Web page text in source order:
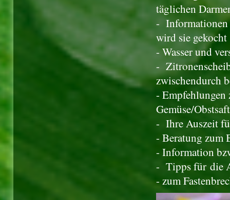
täglichen
- Informationen
wird sie gekocht
- Wasser und
-
zwischendurch
- Empfehlungen
Gemüse/
- Ihre Auszeit
- Beratung zum
- Information
- Tipps für die
- zum